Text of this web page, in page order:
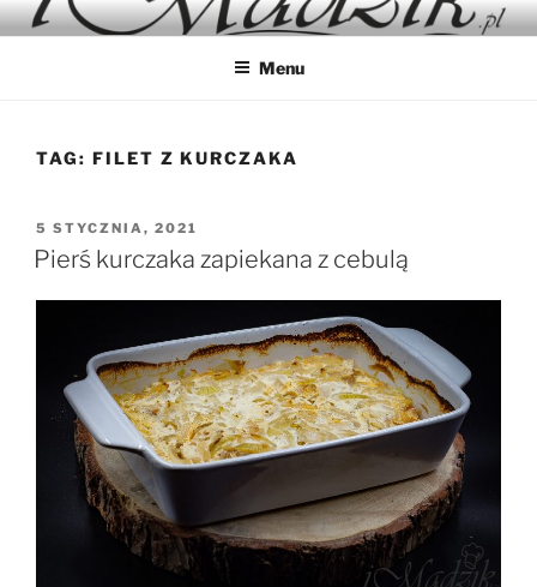
Przejdź
do
IMADZIK
Blog Kulinarny
Menu
TAG: FILET Z KURCZAKA
OPUBLIKOWANE
W
5 STYCZNIA, 2021
Pierś kurczaka zapiekana z cebulą